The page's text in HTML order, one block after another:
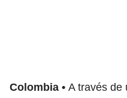
Colombia
A través de